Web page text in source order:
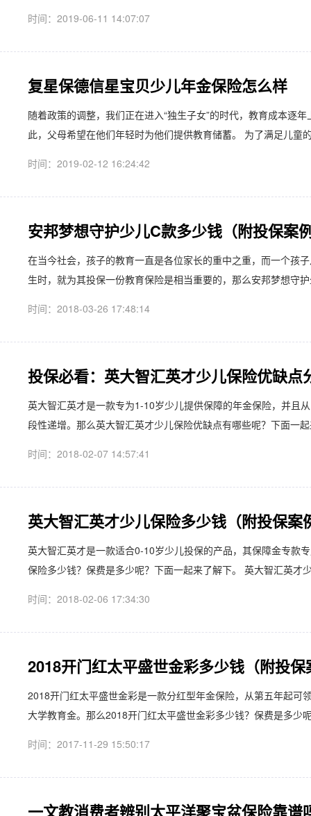
时间：2019-06-11 14:07:07
复星保德信星宝贝少儿年金保险怎么样
随着政策的调整，我们正在进入“独生子女”的时代，教育成本逐
此，父母希望在他们年轻时为他们提供教育储蓄。 为了满足儿童
时间：2019-02-12 16:24:42
安邦梦想守护少儿C款多少钱（附投保案
在当今社会，孩子的教育一直是各位家长的重中之重，而一个孩
生时，就为其投保一份教育保险是相当重要的，那么安邦梦想守
时间：2018-03-26 17:48:14
投保必看：英大智汇英才少儿保险优缺点
英大智汇英才是一款专为1-10岁少儿提供保障的年金保险，并且
段性递增。那么英大智汇英才少儿保险优缺点有哪些呢？下面一
时间：2018-02-07 14:57:41
英大智汇英才少儿保险多少钱（附投保案
英大智汇英才是一款适合0-10岁少儿投保的产品，其保障金专款
保险多少钱？保费是多少呢？下面一起来了解下。 英大智汇英才
时间：2018-02-06 17:34:30
2018开门红太平盛世金彩多少钱（附投保
2018开门红太平盛世金彩是一款分红型年金保险，从第五年起
大学教育金。那么2018开门红太平盛世金彩多少钱？保费是多少
时间：2017-11-29 15:50:17
一文教消费者辨别太平洋聚宝盆保险靠谱